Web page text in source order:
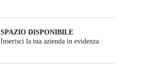
SPAZIO DISPONIBILE
Inserisci la tua azienda in evidenza